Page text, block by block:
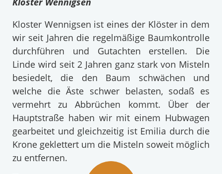
Kloster Wennigsen ist eines der Klöster in dem
wir seit Jahren die regelmäßige Baumkontrolle
durchführen und Gutachten erstellen. Die
Linde wird seit 2 Jahren ganz stark von Misteln
besiedelt, die den Baum schwächen und
welche die Äste schwer belasten, sodaß es
vermehrt zu Abbrüchen kommt. Über der
Hauptstraße haben wir mit einem Hubwagen
gearbeitet und gleichzeitig ist Emilia durch die
Krone geklettert um die Misteln soweit möglich
zu entfernen.